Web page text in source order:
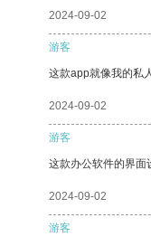
2024-09-02
游客
这款app就像我的私
2024-09-02
游客
这款办公软件的界面
2024-09-02
游客